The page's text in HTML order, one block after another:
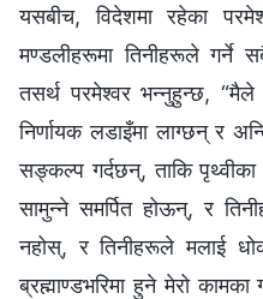
यसबीच, विदेशमा रहेका
मण्डलीहरूमा तिनीहरूले गर्ने
तसर्थ परमेश्‍वर भन्‍नुहुन्छ, “मैले
निर्णायक लडाइँमा लाग्छन् र
सङ्कल्प गर्दछन्, ताकि
सामुन्ने समर्पित होऊन्, र
नहोस्, र तिनीहरूले मलाई
ब्रह्माण्डभरिमा हुने मेरो